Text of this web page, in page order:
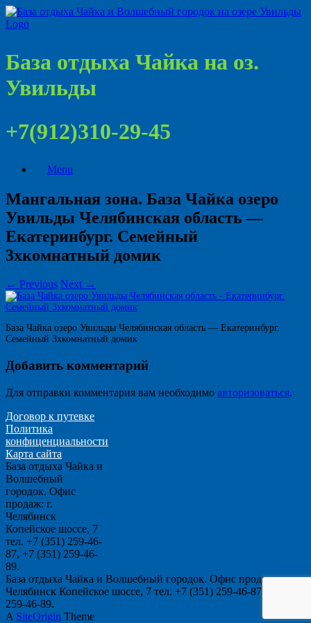
База отдыха Чайка на оз.
Увильды
+7(912)310-29-45
Menu
Мангальная зона. База Чайка озеро
Увильды Челябинская область —
Екатеринбург. Семейный
3хкомнатный домик
← Previous Next →
База Чайка озеро Увильды Челябинская область — Екатеринбург.
Семейный 3хкомнатный домик
Добавить комментарий
Для отправки комментария вам необходимо авторизоваться.
Договор к путевке
Политика
конфиценциальности
Карта сайта
База отдыха Чайка и
Волшебный
городок. Офис
продаж: г.
Челябинск
Копейское шоссе, 7
тел. +7 (351) 259-46-
87, +7 (351) 259-46-
89.
База отдыха Чайка и Волшебный городок. Офис продаж: г.
Челябинск Копейское шоссе, 7 тел. +7 (351) 259-46-87, +7 (351)
259-46-89.
A SiteOrigin Theme